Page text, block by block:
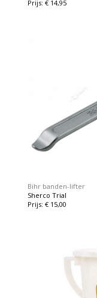
Prijs: € 14,95
Bihr banden-lifter
Sherco Trial
Prijs: € 15,00